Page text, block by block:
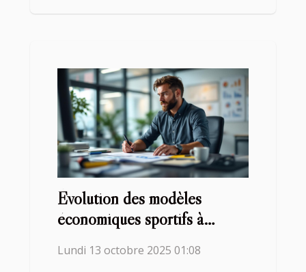
Évolution des modèles
économiques sportifs à
intersectorielles
Lundi 13 octobre 2025 01:08